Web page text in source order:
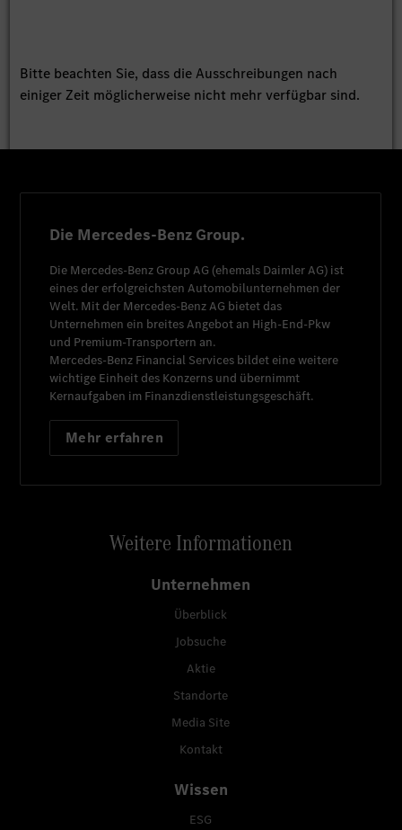
Bitte beachten Sie, dass die Ausschreibungen nach
einiger Zeit möglicherweise nicht mehr verfügbar sind.
Die Mercedes-Benz Group.
Die Mercedes-Benz Group AG (ehemals Daimler AG) ist
eines der erfolgreichsten Automobilunternehmen der
Welt. Mit der Mercedes-Benz AG bietet das
Unternehmen ein breites Angebot an High-End-Pkw
und Premium-Transportern an.
Mercedes-Benz Financial Services bildet eine weitere
wichtige Einheit des Konzerns und übernimmt
Kernaufgaben im Finanzdienstleistungsgeschäft.
Mehr erfahren
Weitere Informationen
Unternehmen
Überblick
Jobsuche
Aktie
Standorte
Media Site
Kontakt
Wissen
ESG